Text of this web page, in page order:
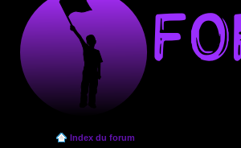
Index du forum